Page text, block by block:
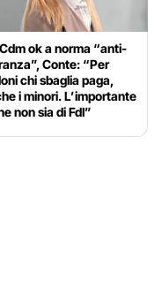
ok a norma “anti-
Conte: “Per
chi sbaglia paga,
i minori. L’importante
non sia di FdI”